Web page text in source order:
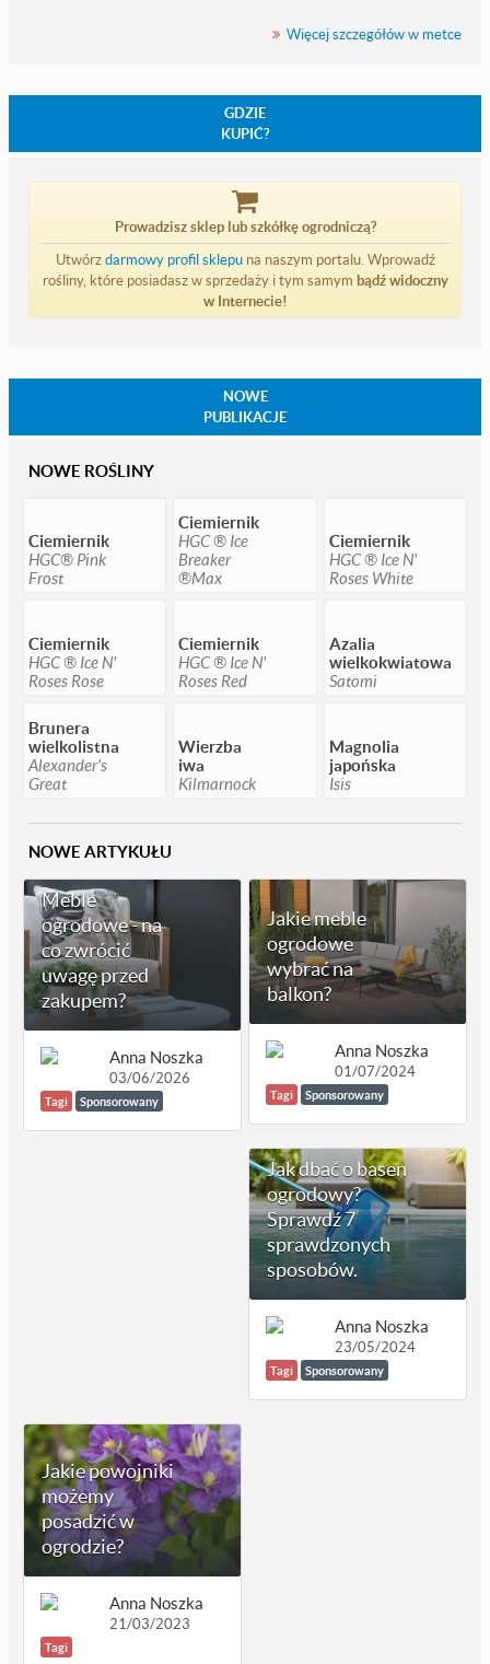
Więcej szczegółów w metce
GDZIE
KUPIĆ?
Prowadzisz sklep lub szkółkę ogrodniczą?
Utwórzdarmowy profil sklepuna naszym portalu. Wprowadź
rośliny, które posiadasz w sprzedaży i tym samym bądź widoczny
w Internecie!
NOWE
PUBLIKACJE
NOWE ROŚLINY
Ciemiernik
HGC® Pink
Frost
Ciemiernik
HGC ® Ice
Breaker
®Max
Ciemiernik
HGC ® Ice N'
Roses White
Ciemiernik
HGC ® Ice N'
Roses Rose
Ciemiernik
HGC ® Ice N'
Roses Red
Azalia
wielkokwiatowa
Satomi
Brunera
wielkolistna
Alexander's
Great
Wierzba
iwa
Kilmarnock
Magnolia
japońska
Isis
NOWE ARTYKUŁU
Meble
ogrodowe - na
co zwrócić
uwagę przed
zakupem?
Anna Noszka
03/06/2026
Tagi Sponsorowany
Jakie meble
ogrodowe
wybrać na
balkon?
Anna Noszka
01/07/2024
Tagi Sponsorowany
Jak dbać o basen
ogrodowy?
Sprawdź 7
sprawdzonych
sposobów.
Anna Noszka
23/05/2024
Tagi Sponsorowany
Jakie powojniki
możemy
posadzić w
ogrodzie?
Anna Noszka
21/03/2023
Tagi